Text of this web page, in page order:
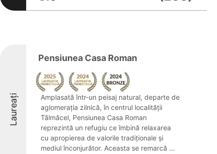
Laureați
Pensiunea Casa Roman
Amplasată într-un peisaj natural, departe de
aglomerația zilnică, în centrul localității
Tălmăcel, Pensiunea Casa Roman
reprezintă un refugiu ce îmbină relaxarea
cu apropierea de valorile tradiționale și
mediul înconjurător. Aceasta se remarcă ...